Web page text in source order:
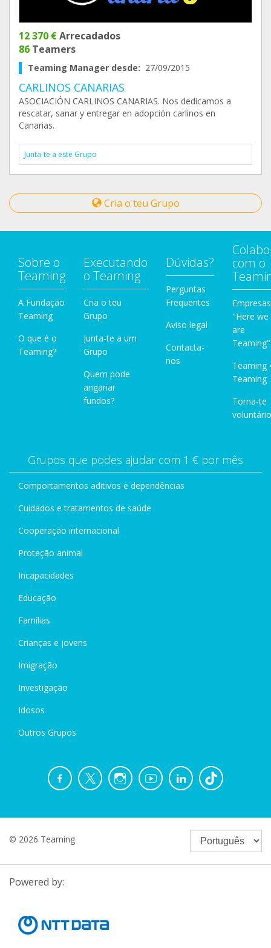
12 370 €Arrecadados
86 Teamers
Teaming Manager desde: 27/09/2015
CARLINOS CANARIAS
ASOCIACIÓN CARLINOS CANARIAS. Nos dedicamos a
rescatar, sanar y entregar en adopción carlinos en
Canarias.
Junta-te a este Grupo
Cria o teu Grupo
Sobre o
Teaming
A Fundação
Teaming
O que é o
Teaming?
Executando
o Teaming
Cria o teu
Grupo
Junta-te a um
Grupo
Quem pode
angariar
fundos?
Dúvidas?
Perguntas
Frequentes
Aviso legal
Contacta-
nos
com o
Empresas
"Here we
are
Teaming"
Teaming
Teaming
Torna-te
Grupos que podes ajudar com 1 € por mês
Comportamentos aditivos e dependências
Cuidados e tratamentos de saúde
Cooperação internacional
Proteção animal
Incapacidades
Educação
Famílias
Crianças e jovens
Imigração
Investigação
Idosos
Outros Grupos
© 2026 Teaming
Powered by: